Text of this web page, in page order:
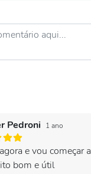
Pedroni 1 ano
e vou começar
bom e útil